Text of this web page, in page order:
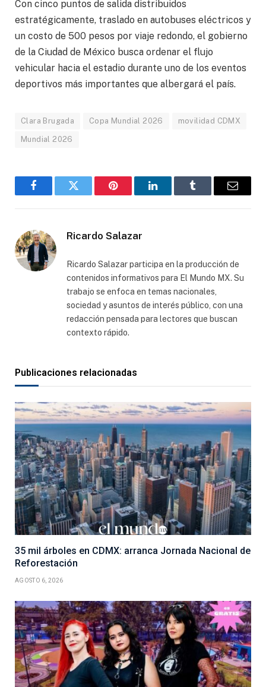
Con cinco puntos de salida distribuidos
estratégicamente, traslado en autobuses eléctricos y
un costo de 500 pesos por viaje redondo, el gobierno
de la Ciudad de México busca ordenar el flujo
vehicular hacia el estadio durante uno de los eventos
deportivos más importantes que albergará el país.
Clara Brugada Copa Mundial 2026 movilidad CDMX
Mundial 2026
FacebookGorjeo Pinterest LinkedInTumblr
Correo
Ricardo Salazar
Ricardo Salazar participa en la producción de
contenidos informativos para El Mundo MX. Su
trabajo se enfoca en temas nacionales,
sociedad y asuntos de interés público, con una
redacción pensada para lectores que buscan
contexto rápido.
Publicaciones relacionadas
35 mil árboles en CDMX: arranca Jornada Nacional de
Reforestación
AGOSTO 6, 2026